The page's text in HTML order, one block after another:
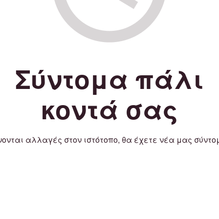
Σύντομα πάλι
κοντά σας
αλλαγές στον ιστότοπο, θα έχετε νέα μας